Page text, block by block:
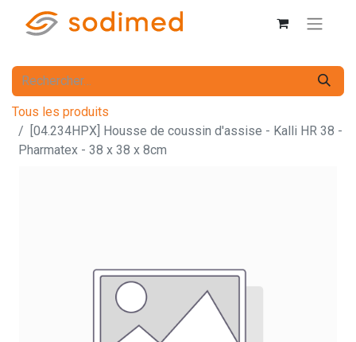
Tous les produits
[04.234HPX] Housse de coussin d'assise - Kalli HR 38 -
Pharmatex - 38 x 38 x 8cm